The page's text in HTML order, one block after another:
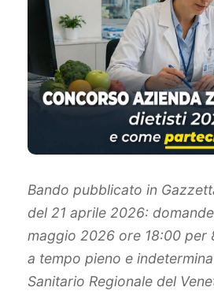
Bando pubblicato in
del 21 aprile 2026:
maggio 2026 ore 18:00 per
a tempo pieno e
Sanitario Regionale del